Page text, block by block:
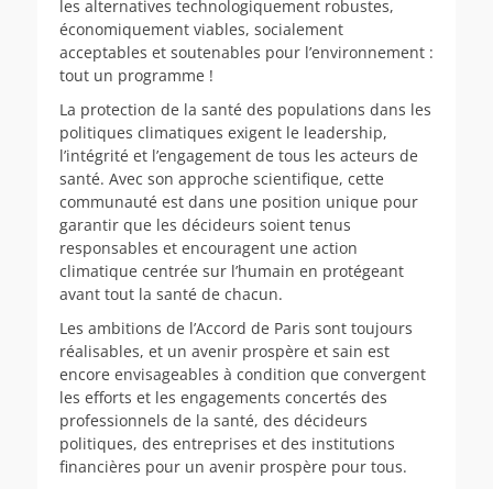
les alternatives technologiquement robustes,
économiquement viables, socialement
acceptables et soutenables pour l’environnement :
tout un programme !
La protection de la santé des populations dans les
politiques climatiques exigent le leadership,
l’intégrité et l’engagement de tous les acteurs de
santé. Avec son approche scientifique, cette
communauté est dans une position unique pour
garantir que les décideurs soient tenus
responsables et encouragent une action
climatique centrée sur l’humain en protégeant
avant tout la santé de chacun.
Les ambitions de l’Accord de Paris sont toujours
réalisables, et un avenir prospère et sain est
encore envisageables à condition que convergent
les efforts et les engagements concertés des
professionnels de la santé, des décideurs
politiques, des entreprises et des institutions
financières pour un avenir prospère pour tous.